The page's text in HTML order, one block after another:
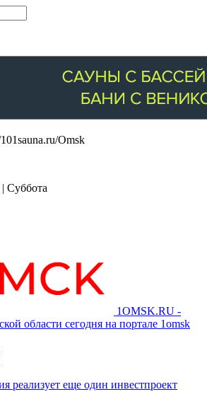
Omsk
| Суббота
1OMSK.RU -
области сегодня на портале 1omsk
реализует еще один инвестпроект